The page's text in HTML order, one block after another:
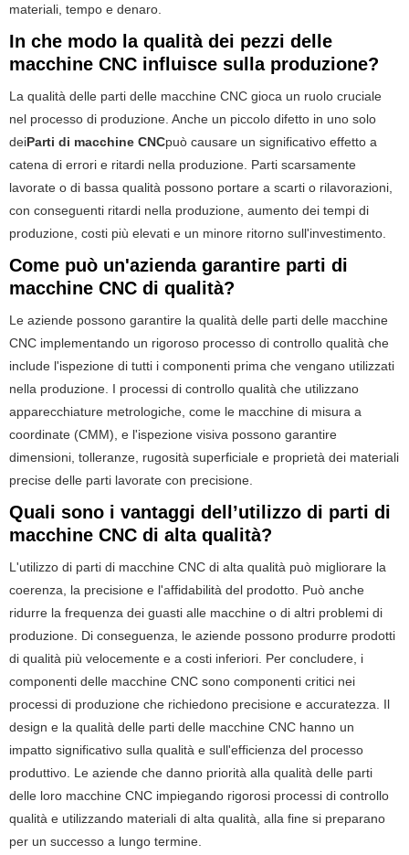
materiali, tempo e denaro.
In che modo la qualità dei pezzi delle
macchine CNC influisce sulla produzione?
La qualità delle parti delle macchine CNC gioca un ruolo cruciale
nel processo di produzione. Anche un piccolo difetto in uno solo
deiParti di macchine CNCpuò causare un significativo effetto a
catena di errori e ritardi nella produzione. Parti scarsamente
lavorate o di bassa qualità possono portare a scarti o rilavorazioni,
con conseguenti ritardi nella produzione, aumento dei tempi di
produzione, costi più elevati e un minore ritorno sull'investimento.
Come può un'azienda garantire parti di
macchine CNC di qualità?
Le aziende possono garantire la qualità delle parti delle macchine
CNC implementando un rigoroso processo di controllo qualità che
include l'ispezione di tutti i componenti prima che vengano utilizzati
nella produzione. I processi di controllo qualità che utilizzano
apparecchiature metrologiche, come le macchine di misura a
coordinate (CMM), e l'ispezione visiva possono garantire
dimensioni, tolleranze, rugosità superficiale e proprietà dei materiali
precise delle parti lavorate con precisione.
Quali sono i vantaggi dell’utilizzo di parti di
macchine CNC di alta qualità?
L'utilizzo di parti di macchine CNC di alta qualità può migliorare la
coerenza, la precisione e l'affidabilità del prodotto. Può anche
ridurre la frequenza dei guasti alle macchine o di altri problemi di
produzione. Di conseguenza, le aziende possono produrre prodotti
di qualità più velocemente e a costi inferiori. Per concludere, i
componenti delle macchine CNC sono componenti critici nei
processi di produzione che richiedono precisione e accuratezza. Il
design e la qualità delle parti delle macchine CNC hanno un
impatto significativo sulla qualità e sull'efficienza del processo
produttivo. Le aziende che danno priorità alla qualità delle parti
delle loro macchine CNC impiegando rigorosi processi di controllo
qualità e utilizzando materiali di alta qualità, alla fine si preparano
per un successo a lungo termine.